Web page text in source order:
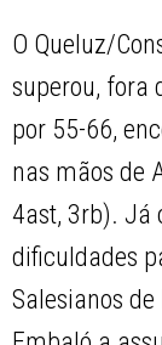
O Queluz/
superou, fora
por 55-66,
nas mãos de
4ast, 3rb). Já
dificuldades
Salesianos